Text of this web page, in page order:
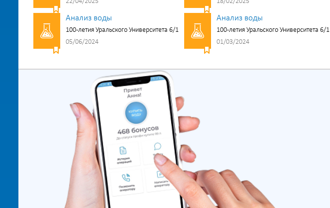
Анализ воды
100-летия Уральского Университета 6/1
05/06/2024
Анализ воды
100-летия Уральского Университета 6/1
01/03/2024